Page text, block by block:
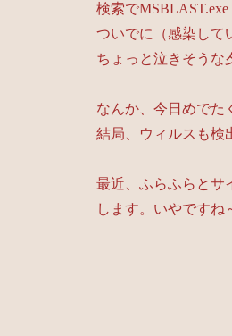
検索で
ついでに（感染して
ちょっと泣きそうな
なんか、今日めでた
結局、ウィルスも検
最近、ふらふらとサ
します。いやですね